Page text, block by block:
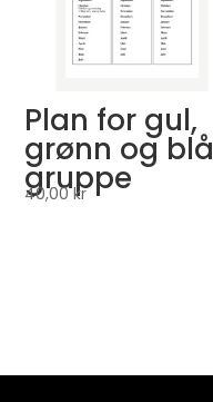
Plan for gul,
grønn og blå
gruppe
40,00kr